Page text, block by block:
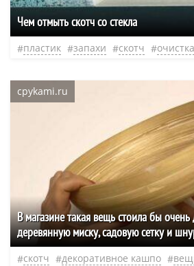
Чем отмыть скотч со стекла
пластик запахи скотч очистка
cpykami.ru
В магазине такая вещь стоила бы очень
деревянную миску, садовую сетку и
скотч декоративное кашпо